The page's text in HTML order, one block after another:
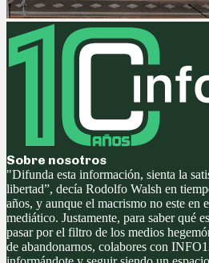
Sobre nosotros
"Difunda esta información, sienta la
libertad”, decía Rodolfo Walsh en
años, y aunque el macrismo no este en
mediático. Justamente, para saber qué
pasar por el filtro de los medios
de abandonarnos, colabores con